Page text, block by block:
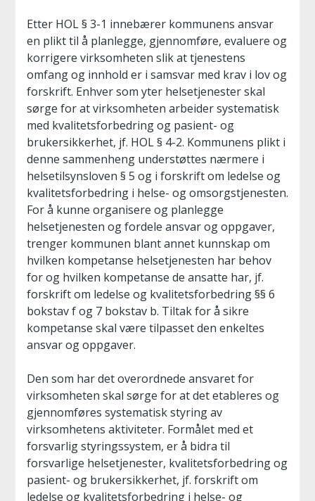
Etter HOL § 3-1 innebærer kommunens ansvar
en plikt til å planlegge, gjennomføre, evaluere og
korrigere virksomheten slik at tjenestens
omfang og innhold er i samsvar med krav i lov og
forskrift. Enhver som yter helsetjenester skal
sørge for at virksomheten arbeider systematisk
med kvalitetsforbedring og pasient- og
brukersikkerhet, jf. HOL § 4-2. Kommunens plikt i
denne sammenheng understøttes nærmere i
helsetilsynsloven § 5 og i forskrift om ledelse og
kvalitetsforbedring i helse- og omsorgstjenesten.
For å kunne organisere og planlegge
helsetjenesten og fordele ansvar og oppgaver,
trenger kommunen blant annet kunnskap om
hvilken kompetanse helsetjenesten har behov
for og hvilken kompetanse de ansatte har, jf.
forskrift om ledelse og kvalitetsforbedring §§ 6
bokstav f og 7 bokstav b. Tiltak for å sikre
kompetanse skal være tilpasset den enkeltes
ansvar og oppgaver.
Den som har det overordnede ansvaret for
virksomheten skal sørge for at det etableres og
gjennomføres systematisk styring av
virksomhetens aktiviteter. Formålet med et
forsvarlig styringssystem, er å bidra til
forsvarlige helsetjenester, kvalitetsforbedring og
pasient- og brukersikkerhet, jf. forskrift om
ledelse og kvalitetsforbedring i helse- og